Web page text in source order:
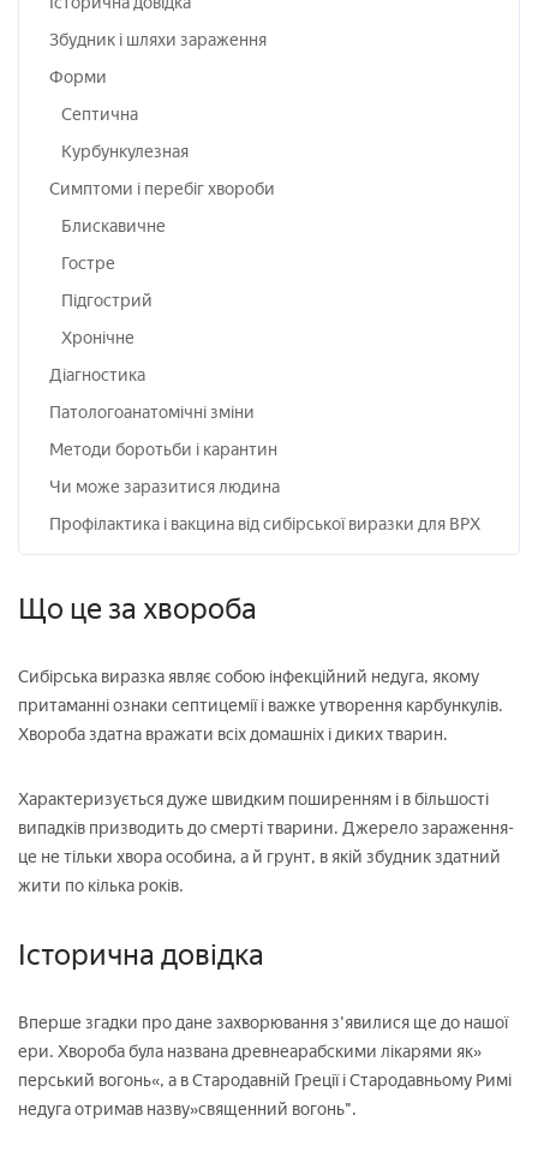
Збудник і шляхи зараження
Форми
Септична
Курбункулезная
Симптоми і перебіг хвороби
Блискавичне
Гостре
Підгострий
Хронічне
Діагностика
Патологоанатомічні зміни
Методи боротьби і карантин
Чи може заразитися людина
Профілактика і вакцина від сибірської виразки для ВРХ
Що це за хвороба
Сибірська виразка являє собою інфекційний недуга, якому
притаманні ознаки септицемії і важке утворення карбункулів.
Хвороба здатна вражати всіх домашніх і диких тварин.
Характеризується дуже швидким поширенням і в більшості
випадків призводить до смерті тварини. Джерело зараження-
це не тільки хвора особина, а й грунт, в якій збудник здатний
жити по кілька років.
Історична довідка
Вперше згадки про дане захворювання з'явилися ще до нашої
ери. Хвороба була названа древнеарабскими лікарями як»
перський вогонь«, а в Стародавній Греції і Стародавньому Римі
недуга отримав назву»священний вогонь".